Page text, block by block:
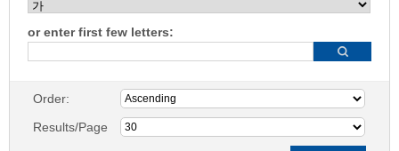
or enter first few letters:
Order:
Results/Page